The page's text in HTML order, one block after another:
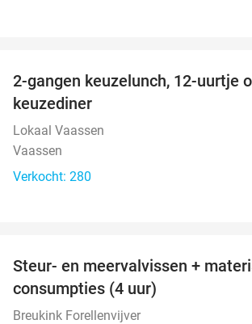
2-gangen keuzelunch, 12-uurtje
keuzediner
Lokaal Vaassen
Vaassen
Verkocht: 280
Steur- en meervalvissen +
consumpties (4 uur)
Breukink Forellenvijver